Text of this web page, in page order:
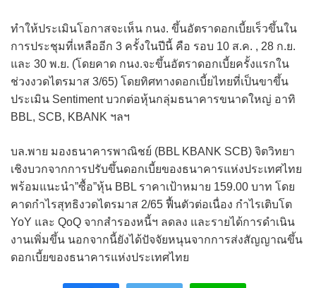
ทำให้ประเมินโอกาสจะเห็น กนง. ขึ้นอัตราดอกเบี้ยเร็วขึ้นใน
การประชุมที่เหลืออีก 3 ครั้งในปีนี้ คือ รอบ 10 ส.ค. , 28 ก.ย.
และ 30 พ.ย. (โดยคาด กนง.จะขึ้นอัตราดอกเบี้ยครั้งแรกใน
ช่วงงวดไตรมาส 3/65) โดยทิศทางดอกเบี้ยไทยที่เป็นขาขึ้น
ประเมิน Sentiment บวกต่อหุ้นกลุ่มธนาคารขนาดใหญ่ อาทิ
BBL, SCB, KBANK ฯลฯ
บล.พาย มองธนาคารพาณิชย์ (BBL KBANK SCB) จิตวิทยา
เชิงบวกจากการปรับขึ้นดอกเบี้ยของธนาคารแห่งประเทศไทย
พร้อมแนะนำ”ซื้อ”หุ้น BBL ราคาเป้าหมาย 159.00 บาท โดย
คาดกำไรสุทธิงวดไตรมาส 2/65 ฟื้นตัวต่อเนื่อง กำไรเติบโต
YoY และ QoQ จากสำรองหนี้ฯ ลดลง และรายได้การดำเนิน
งานเพิ่มขึ้น นอกจากนี้ยังได้ปัจจัยหนุนจากการส่งสัญญาณขึ้น
ดอกเบี้ยของธนาคารแห่งประเทศไทย